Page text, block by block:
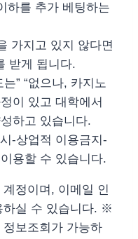
하를 추가 베팅하는
가지고 있지 않다면
받게 됩니다.
” “없으나, 카지노
이 있고 대학에서
하고 있습니다.
-상업적 이용금지-
용할 수 있습니다.
정이며, 이메일 인
하실 수 있습니다. ※
보조회가 가능하